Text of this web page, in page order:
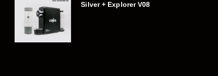
Silver + Explorer V08